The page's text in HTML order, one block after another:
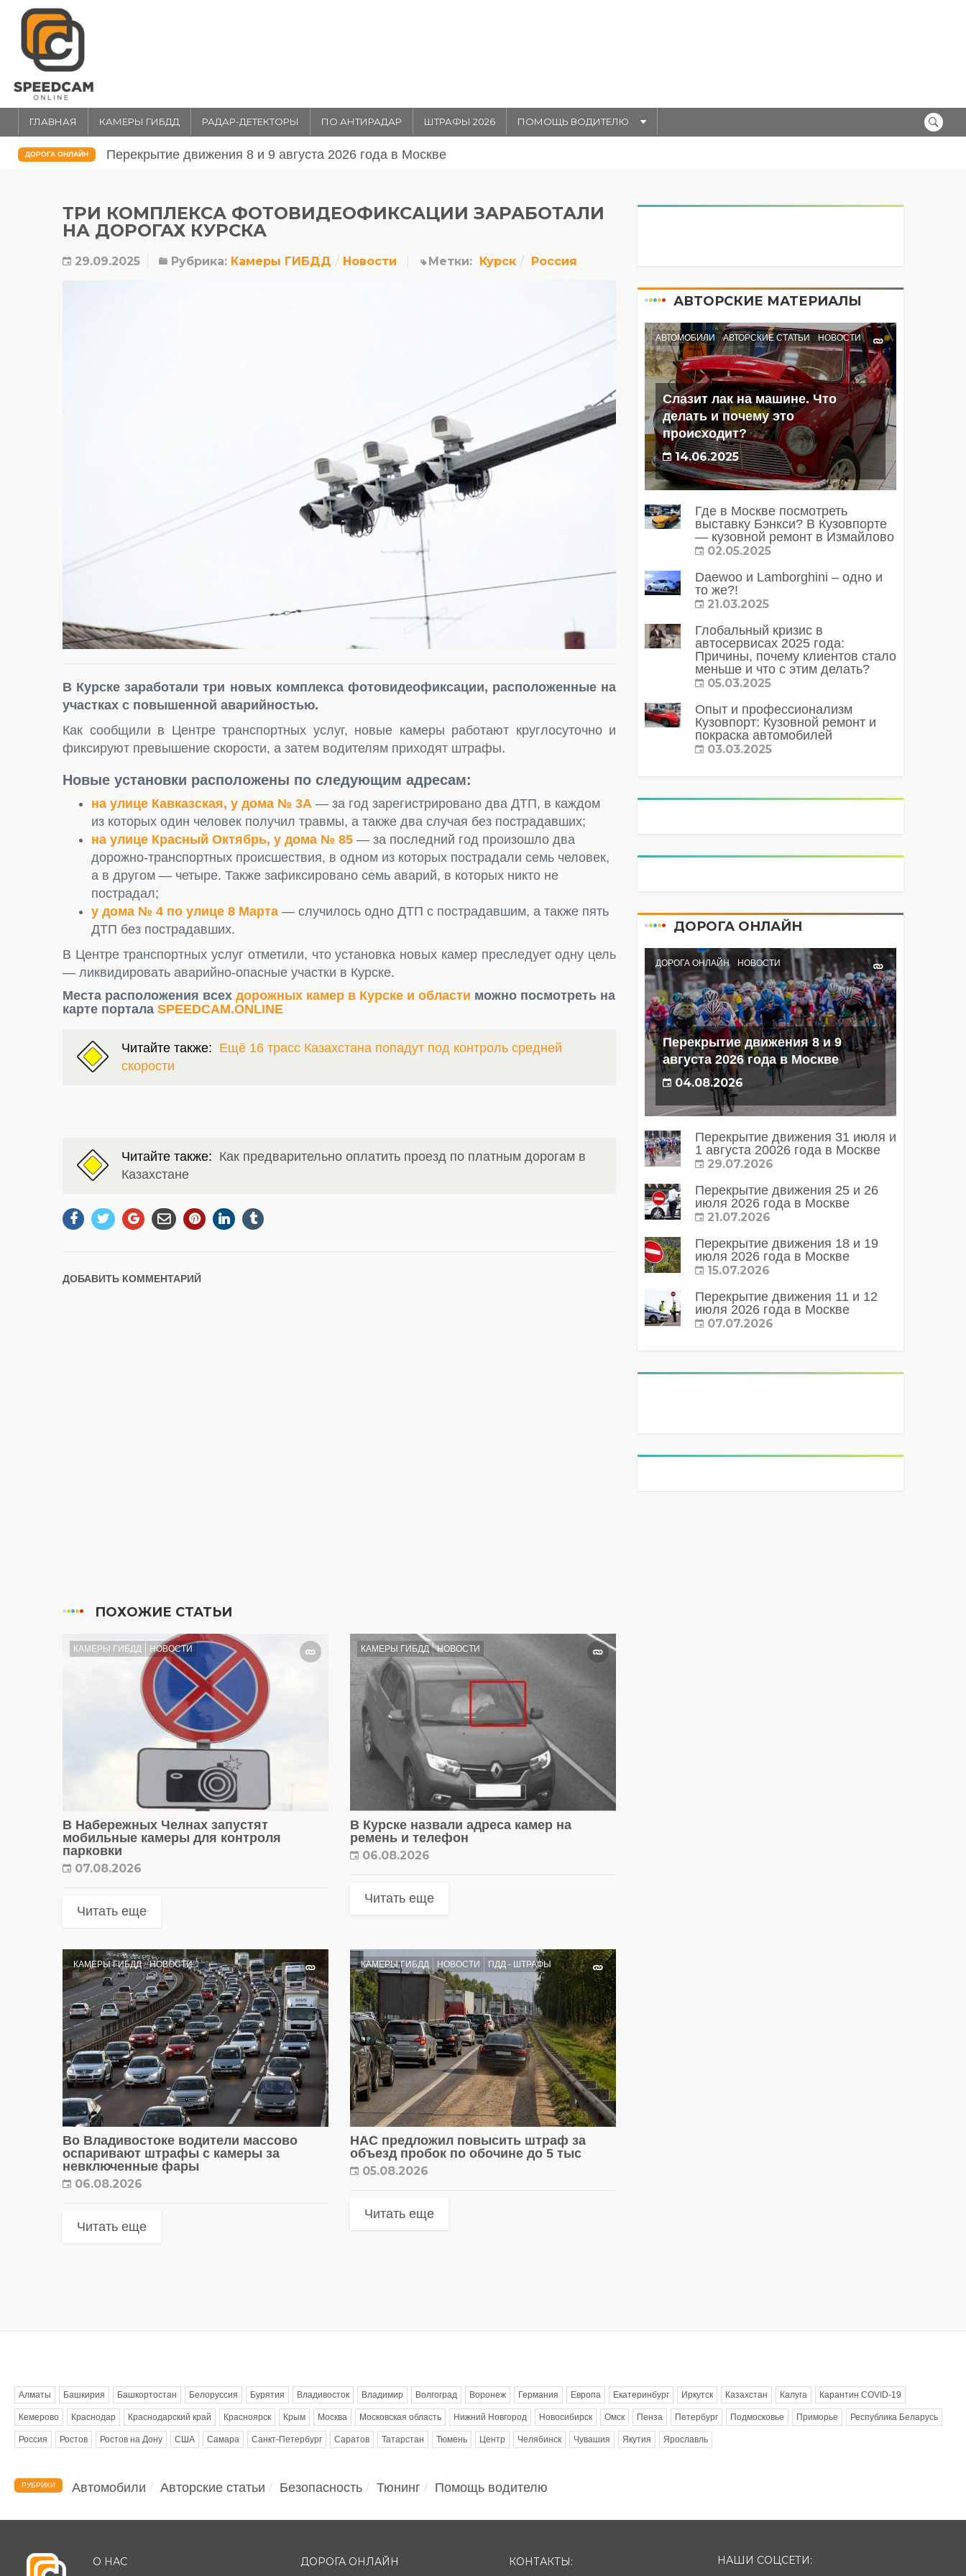
ГЛАВНАЯ КАМЕРЫ ГИБДД РАДАР-ДЕТЕКТОРЫ ПО АНТИРАДАР ШТРАФЫ 2026 ПОМОЩЬ ВОДИТЕЛЮ
ДОРОГА ОНЛАЙН
года в МосквеПерекрытие движения 31 июля и 1 августа 20026 года
ТРИ КОМПЛЕКСА ФОТОВИДЕОФИКСАЦИИ ЗАРАБОТАЛИ
НА ДОРОГАХ КУРСКА
29.09.2025 Рубрика: Камеры ГИБДД Новости Метки: Курск Россия
В Курске заработали три новых комплекса фотовидеофиксации, расположенные на
участках с повышенной аварийностью.
Как сообщили в Центре транспортных услуг, новые камеры работают круглосуточно и
фиксируют превышение скорости, а затем водителям приходят штрафы.
Новые установки расположены по следующим адресам:
на улице Кавказская, у дома № 3А — за год зарегистрировано два ДТП, в каждом
из которых один человек получил травмы, а также два случая без пострадавших;
на улице Красный Октябрь, у дома № 85 — за последний год произошло два
дорожно-транспортных происшествия, в одном из которых пострадали семь человек,
а в другом — четыре. Также зафиксировано семь аварий, в которых никто не
пострадал;
у дома № 4 по улице 8 Марта — случилось одно ДТП с пострадавшим, а также пять
ДТП без пострадавших.
В Центре транспортных услуг отметили, что установка новых камер преследует одну цель
— ликвидировать аварийно-опасные участки в Курске.
Места расположения всех дорожных камер в Курске и области можно посмотреть на
карте портала SPEEDCAM.ONLINE
Читайте также: Ещё 16 трасс Казахстана попадут под контроль средней
скорости
Читайте также: Как предварительно оплатить проезд по платным дорогам в
Казахстане
ДОБАВИТЬ КОММЕНТАРИЙ
ПОХОЖИЕ СТАТЬИ
КАМЕРЫ ГИБДД НОВОСТИ
В Набережных Челнах запустят
мобильные камеры для контроля
парковки
07.08.2026
Читать еще
КАМЕРЫ ГИБДД НОВОСТИ
В Курске назвали адреса камер на
ремень и телефон
06.08.2026
Читать еще
КАМЕРЫ ГИБДД НОВОСТИ
Во Владивостоке водители массово
оспаривают штрафы с камеры за
невключенные фары
06.08.2026
Читать еще
КАМЕРЫ ГИБДД НОВОСТИ ПДД - ШТРАФЫ
НАС предложил повысить штраф за
объезд пробок по обочине до 5 тыс
05.08.2026
Читать еще
АВТОРСКИЕ МАТЕРИАЛЫ
АВТОМОБИЛИ АВТОРСКИЕ СТАТЬИ НОВОСТИ
Слазит лак на машине. Что
делать и почему это
происходит?
14.06.2025
Где в Москве посмотреть
выставку Бэнкси? В Кузовпорте
— кузовной ремонт в Измайлово
02.05.2025
Daewoo и Lamborghini – одно и
то же?!
21.03.2025
Глобальный кризис в
автосервисах 2025 года:
Причины, почему клиентов стало
меньше и что с этим делать?
05.03.2025
Опыт и профессионализм
Кузовпорт: Кузовной ремонт и
покраска автомобилей
03.03.2025
ДОРОГА ОНЛАЙН
ДОРОГА ОНЛАЙН НОВОСТИ
Перекрытие движения 8 и 9
августа 2026 года в Москве
04.08.2026
Перекрытие движения 31 июля и
1 августа 20026 года в Москве
29.07.2026
Перекрытие движения 25 и 26
июля 2026 года в Москве
21.07.2026
Перекрытие движения 18 и 19
июля 2026 года в Москве
15.07.2026
Перекрытие движения 11 и 12
июля 2026 года в Москве
07.07.2026
Алматы Башкирия Башкортостан Белоруссия Бурятия Владивосток Владимир Волгоград Воронеж Германия Европа Екатеринбург Иркутск Казахстан Калуга Карантин COVID-19
Кемерово Краснодар Краснодарский край Красноярск Крым Москва Московская область Нижний Новгород Новосибирск Омск Пенза Петербург Подмосковье Приморье Республика Беларусь
Россия Ростов Ростов на Дону США Самара Санкт-Петербург Саратов Татарстан Тюмень Центр Челябинск Чувашия Якутия Ярославль
РУБРИКИ Автомобили Авторские статьи Безопасность Тюнинг Помощь водителю
О НАС ДОРОГА ОНЛАЙН КОНТАКТЫ: НАШИ СОЦСЕТИ: